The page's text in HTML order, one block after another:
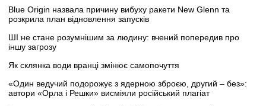
Blue Origin назвала причину вибуху ракети New Glenn та
розкрила план відновлення запусків
ШІ не стане розумнішим за людину: вчений попередив про
іншу загрозу
Як склянка води вранці змінює самопочуття
«Один ведучий подорожує з ядерною зброєю, другий – без»:
автори «Орла і Решки» висміяли російський плагіат